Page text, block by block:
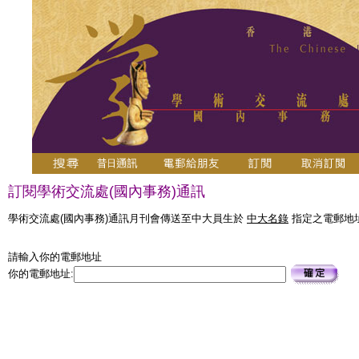
訂閱學術交流處(國內事務)通訊
學術交流處(國內事務)通訊月刊會傳送至中大員生於 中大名錄 指定之電郵地
請輸入你的電郵地址
你的電郵地址: